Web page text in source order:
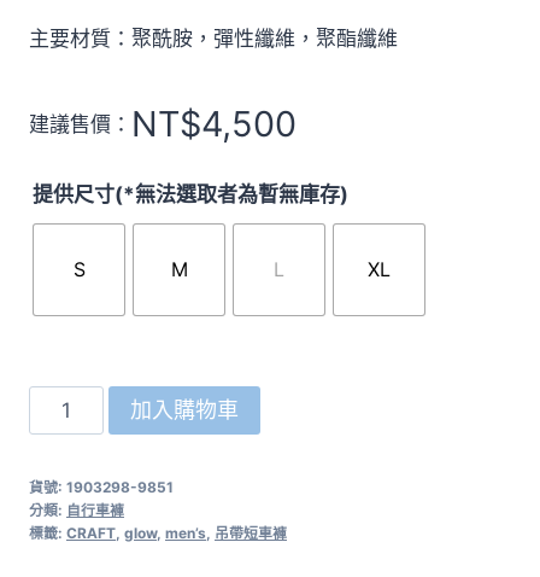
主要材質：聚酰胺，彈性纖維，聚酯纖維
建議售價： NT$4,500
提供尺寸(*無法選取者為暫無庫存)
S M L XL
典
吊
帶
加入購物車
貨號: 1903298-9851
分類: 自行車褲
標籤: CRAFT, glow, men’s, 吊帶短車褲